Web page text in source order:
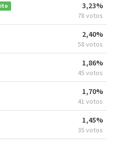
3,23%
78 votos
2,40%
58 votos
1,86%
45 votos
1,70%
41 votos
1,45%
35 votos